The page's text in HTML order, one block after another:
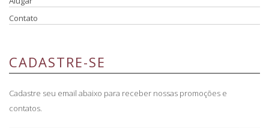
Contato
CADASTRE-SE
Cadastre seu email abaixo para receber nossas promoções e
contatos.